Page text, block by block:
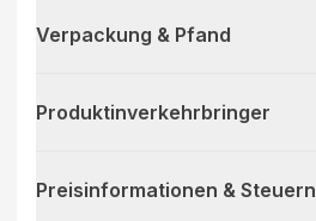
Verpackung & Pfand
Produktinverkehrbringer
Preisinformationen & Steuern